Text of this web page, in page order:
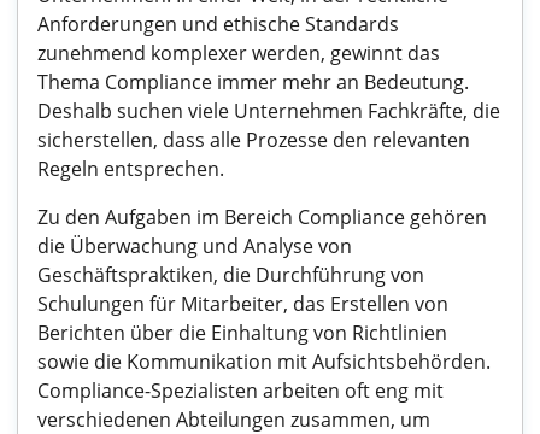
Anforderungen und ethische Standards
zunehmend komplexer werden, gewinnt das
Thema Compliance immer mehr an Bedeutung.
Deshalb suchen viele Unternehmen Fachkräfte, die
sicherstellen, dass alle Prozesse den relevanten
Regeln entsprechen.
Zu den Aufgaben im Bereich Compliance gehören
die Überwachung und Analyse von
Geschäftspraktiken, die Durchführung von
Schulungen für Mitarbeiter, das Erstellen von
Berichten über die Einhaltung von Richtlinien
sowie die Kommunikation mit Aufsichtsbehörden.
Compliance-Spezialisten arbeiten oft eng mit
verschiedenen Abteilungen zusammen, um